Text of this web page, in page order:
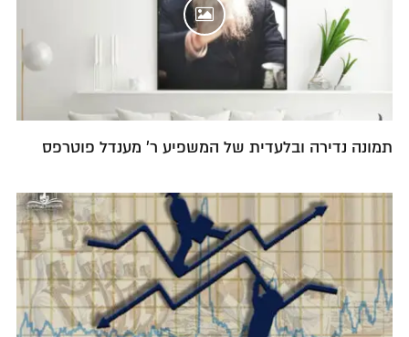
תמונה נדירה ובלעדית של המשפיע ר' מענדל פוטרפס